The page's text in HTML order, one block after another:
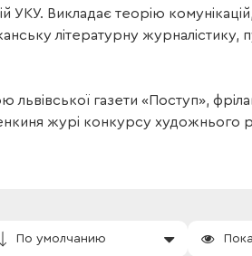
УКУ. Викладає теорію
літературну журналістику,
львівської газети «Поступ»,
журі конкурсу
По умолчанию